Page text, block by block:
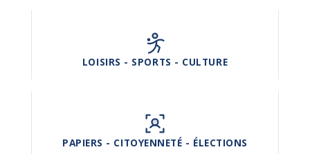
LOISIRS - SPORTS - CULTURE
PAPIERS - CITOYENNETÉ - ÉLECTIONS